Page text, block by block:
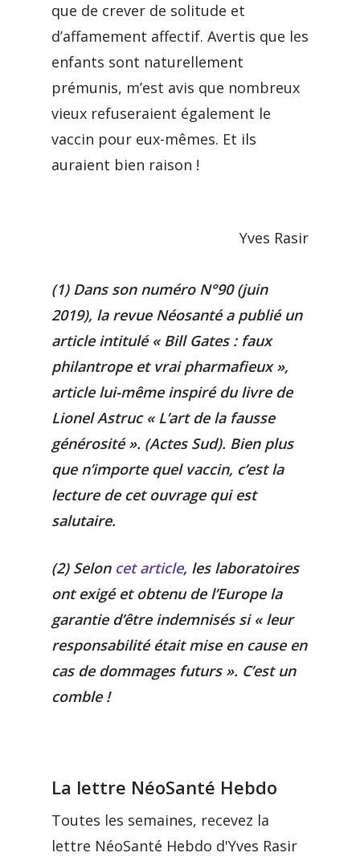
que de crever de solitude et
d’affamement affectif. Avertis que les
enfants sont naturellement
prémunis, m’est avis que nombreux
vieux refuseraient également le
vaccin pour eux-mêmes. Et ils
auraient bien raison !
Yves Rasir
(1) Dans son numéro N°90 (juin
2019), la revue Néosanté a publié un
article intitulé « Bill Gates : faux
philantrope et vrai pharmafieux »,
article lui-même inspiré du livre de
Lionel Astruc « L’art de la fausse
générosité ». (Actes Sud). Bien plus
que n’importe quel vaccin, c’est la
lecture de cet ouvrage qui est
salutaire.
(2) Selon cet article, les laboratoires
ont exigé et obtenu de l’Europe la
garantie d’être indemnisés si « leur
responsabilité était mise en cause en
cas de dommages futurs ». C’est un
comble !
La lettre NéoSanté Hebdo
Toutes les semaines, recevez la
lettre NéoSanté Hebdo d'Yves Rasir